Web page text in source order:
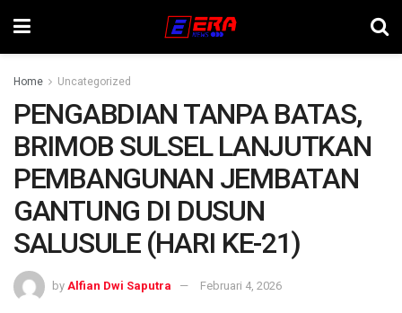
Home Uncategorized
PENGABDIAN TANPA BATAS,
BRIMOB SULSEL LANJUTKAN
PEMBANGUNAN JEMBATAN
GANTUNG DI DUSUN
SALUSULE (HARI KE-21)
by Alfian Dwi Saputra Februari 4, 2026